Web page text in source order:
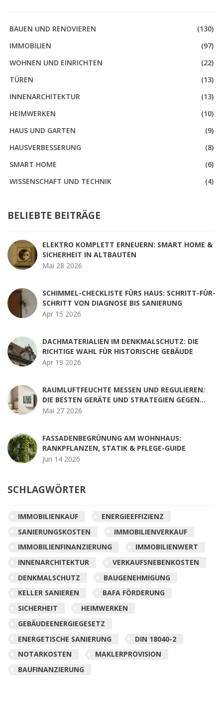
BAUEN UND RENOVIEREN
(130)
IMMOBILIEN
(97)
WOHNEN UND EINRICHTEN
(22)
TÜREN
(13)
INNENARCHITEKTUR
(13)
HEIMWERKEN
(10)
HAUS UND GARTEN
(9)
HAUSVERBESSERUNG
(8)
SMART HOME
(6)
WISSENSCHAFT UND TECHNIK
(4)
BELIEBTE BEITRÄGE
ELEKTRO KOMPLETT ERNEUERN: SMART HOME &
SICHERHEIT IN ALTBAUTEN
Mai 28 2026
SCHIMMEL-CHECKLISTE FÜRS HAUS: SCHRITT-FÜR-
SCHRITT VON DIAGNOSE BIS SANIERUNG
Apr 15 2026
DACHMATERIALIEN IM DENKMALSCHUTZ: DIE
RICHTIGE WAHL FÜR HISTORISCHE GEBÄUDE
Apr 19 2026
RAUMLUFTFEUCHTE MESSEN UND REGULIEREN:
DIE BESTEN GERÄTE UND STRATEGIEN GEGEN
SCHIMMEL
Mai 27 2026
FASSADENBEGRÜNUNG AM WOHNHAUS:
RANKPFLANZEN, STATIK & PFLEGE-GUIDE
Jun 14 2026
SCHLAGWÖRTER
IMMOBILIENKAUF
ENERGIEEFFIZIENZ
SANIERUNGSKOSTEN
IMMOBILIENVERKAUF
IMMOBILIENFINANZIERUNG
IMMOBILIENWERT
INNENARCHITEKTUR
VERKAUFSNEBENKOSTEN
DENKMALSCHUTZ
BAUGENEHMIGUNG
KELLER SANIEREN
BAFA FÖRDERUNG
SICHERHEIT
HEIMWERKEN
GEBÄUDEENERGIEGESETZ
ENERGETISCHE SANIERUNG
DIN 18040-2
NOTARKOSTEN
MAKLERPROVISION
BAUFINANZIERUNG